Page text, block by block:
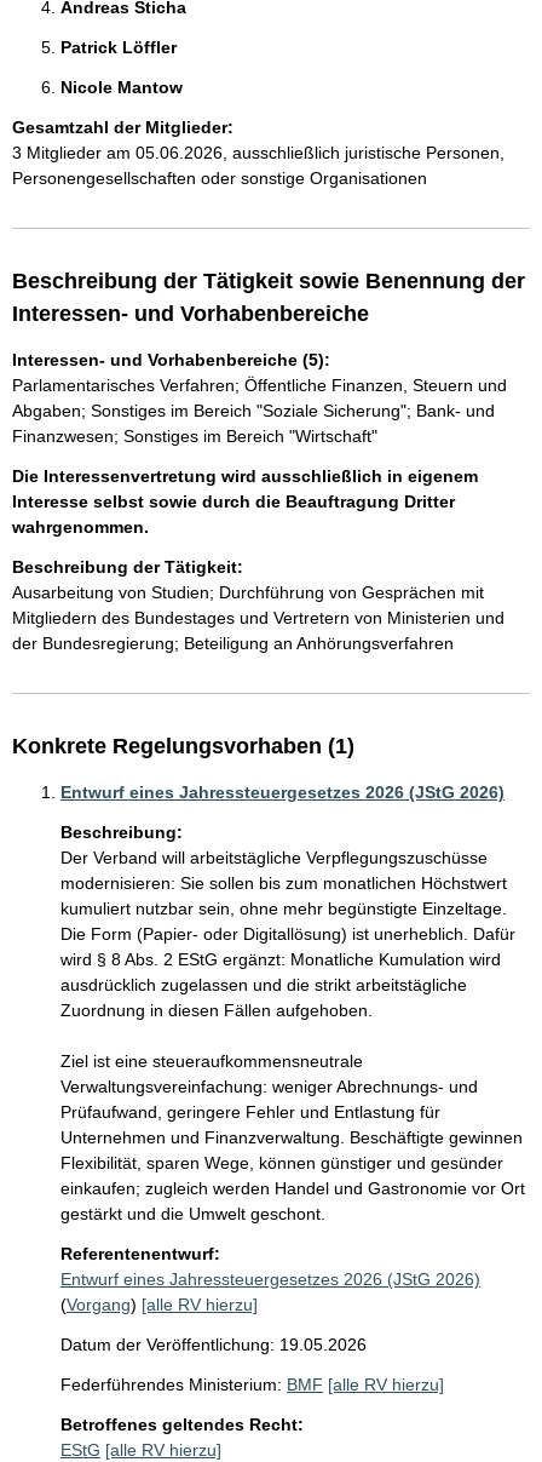
Andreas Sticha
Patrick Löffler
Nicole Mantow
Gesamtzahl der Mitglieder:
3 Mitglieder am 05.06.2026, ausschließlich juristische Personen,
Personengesellschaften oder sonstige Organisationen
Beschreibung der Tätigkeit sowie Benennung der
Interessen- und Vorhabenbereiche
Interessen- und Vorhabenbereiche (5):
Parlamentarisches Verfahren; Öffentliche Finanzen, Steuern und
Abgaben; Sonstiges im Bereich "Soziale Sicherung"; Bank- und
Finanzwesen; Sonstiges im Bereich "Wirtschaft"
Die Interessenvertretung wird ausschließlich in eigenem
Interesse selbst sowie durch die Beauftragung Dritter
wahrgenommen.
Beschreibung der Tätigkeit:
Ausarbeitung von Studien; Durchführung von Gesprächen mit
Mitgliedern des Bundestages und Vertretern von Ministerien und
der Bundesregierung; Beteiligung an Anhörungsverfahren
Konkrete Regelungsvorhaben (1)
Entwurf eines Jahressteuergesetzes 2026 (JStG 2026)
Beschreibung:
Der Verband will arbeitstägliche Verpflegungszuschüsse
modernisieren: Sie sollen bis zum monatlichen Höchstwert
kumuliert nutzbar sein, ohne mehr begünstigte Einzeltage.
Die Form (Papier- oder Digitallösung) ist unerheblich. Dafür
wird § 8 Abs. 2 EStG ergänzt: Monatliche Kumulation wird
ausdrücklich zugelassen und die strikt arbeitstägliche
Zuordnung in diesen Fällen aufgehoben.
Ziel ist eine steueraufkommensneutrale
Verwaltungsvereinfachung: weniger Abrechnungs- und
Prüfaufwand, geringere Fehler und Entlastung für
Unternehmen und Finanzverwaltung. Beschäftigte gewinnen
Flexibilität, sparen Wege, können günstiger und gesünder
einkaufen; zugleich werden Handel und Gastronomie vor Ort
gestärkt und die Umwelt geschont.
Referentenentwurf:
Entwurf eines Jahressteuergesetzes 2026 (JStG 2026)
(Vorgang) [alle RV hierzu]
Datum der Veröffentlichung: 19.05.2026
Federführendes Ministerium: BMF [alle RV hierzu]
Betroffenes geltendes Recht:
EStG [alle RV hierzu]